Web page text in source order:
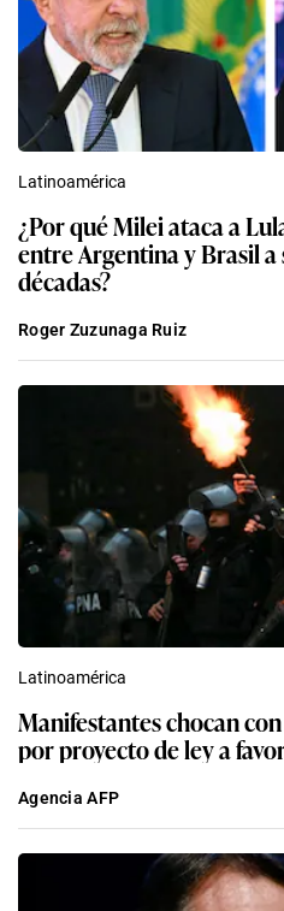
Latinoamérica
¿Por qué Milei ataca a
entre Argentina y Brasil a
décadas?
Roger Zuzunaga Ruiz
Latinoamérica
Manifestantes chocan
por proyecto de ley a
Agencia AFP